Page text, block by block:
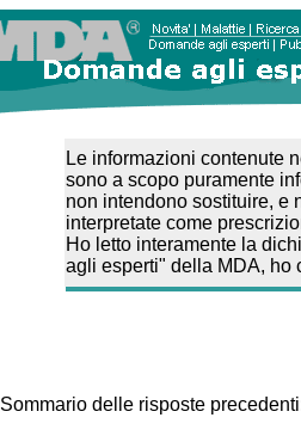
Le informazioni contenute
sono a scopo puramente
non intendono sostituire, e
interpretate come
Ho letto interamente la
agli esperti" della MDA, ho
Sommario delle risposte